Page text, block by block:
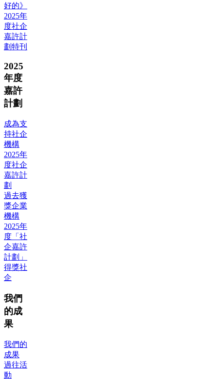
好的》
2025年
度社企
嘉許計
劃特刊
2025
年度
嘉許
計劃
成為支
持社企
機構
2025年
度社企
嘉許計
劃
過去獲
獎企業
機構
2025年
度「社
企嘉許
計劃」
得獎社
企
我們
的成
果
我們的
成果
過往活
動